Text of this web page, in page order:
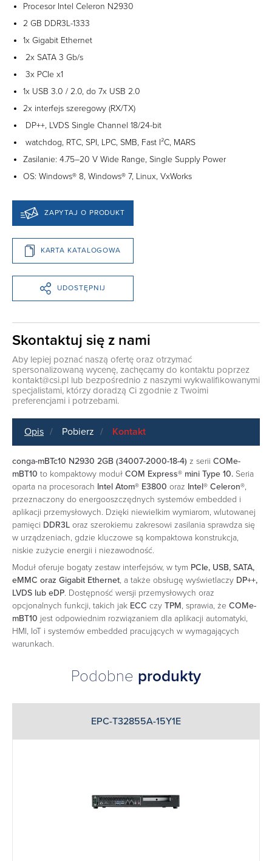
Procesor Intel Celeron N2930
2 GB DDR3L-1333
1x Gigabit Ethernet
2x SATA 3 Gb/s
3x PCIe x1
1x USB 3.0 / 2.0, do 7x USB 2.0
2x interfejs szeregowy (RX/TX)
DP++, LVDS Single Channel 18/24-bit
watchdog, RTC, SPI, LPC, SMB, Fast I²C, MARS
Zasilanie: 4.75–20 V Wide Range, Single Supply Power
OS: Windows® 8, Windows® 7, Linux, VxWorks
ZAPYTAJ O PRODUKT
KARTA KATALOGOWA
UDOSTĘPNIJ
Skontaktuj się z nami
Aby lepiej poznać naszą ofertę oraz otrzymać
spersonalizowaną wycenę, zachęcamy do kontaktu poprzez
kontakt@csi.pl lub bezpośrednio z naszymi wykwalifikowanymi
specjalistami, którzy doradzą Ci zgodnie z Twoimi
preferencjami i potrzebami.
Opis Pobierz Kontakt
conga-mBTc10 N2930 2GB (34007-2000-18-4) z serii COMe-
mBT10 to kompaktowy moduł COM Express® mini Type 10. Seria
oparta na procesorach Intel Atom® E3800 oraz Intel® Celeron®,
przeznaczony do energooszczędnych systemów embedded i
aplikacji przemysłowych. Dzięki niewielkim wymiarom, wlutowanej
pamięci DDR3L oraz szerokiemu zakresowi zasilania sprawdza się
w urządzeniach, gdzie kluczowe są kompaktowa konstrukcja,
niskie zużycie energii i niezawodność.
Moduł oferuje bogaty zestaw interfejsów, w tym PCIe, USB, SATA,
eMMC oraz Gigabit Ethernet, a także obsługę wyświetlaczy DP++,
LVDS lub eDP. Dostępność wersji przemysłowych oraz
opcjonalnych funkcji, takich jak ECC czy TPM, sprawia, że COMe-
mBT10 jest odpowiednim rozwiązaniem dla aplikacji automatyki,
HMI, IoT i systemów embedded pracujących w wymagających
warunkach.
Podobne produkty
EPC-T32855A-15Y1E